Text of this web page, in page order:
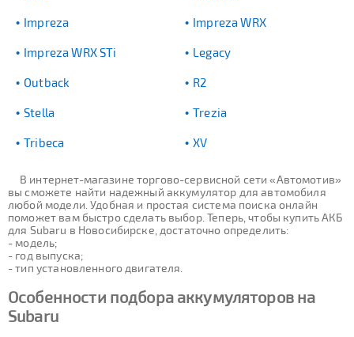
Impreza Impreza WRX
Impreza WRX STi Legacy
Outback R2
Stella Trezia
Tribeca XV
В интернет-магазине торгово-сервисной сети «Автомотив»
вы сможете найти надежный аккумулятор для автомобиля
любой модели. Удобная и простая система поиска онлайн
поможет вам быстро сделать выбор. Теперь, чтобы купить АКБ
для Subaru в Новосибирске, достаточно определить:
- модель;
- год выпуска;
- тип установленного двигателя.
Особенности подбора аккумуляторов на
Subaru